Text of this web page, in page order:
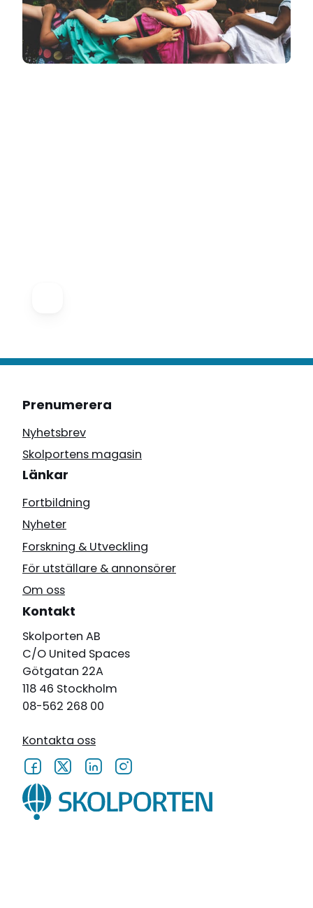
Prenumerera
Nyhetsbrev
Skolportens magasin
Länkar
Fortbildning
Nyheter
Forskning & Utveckling
För utställare & annonsörer
Om oss
Kontakt
Skolporten AB
C/O United Spaces
Götgatan 22A
118 46 Stockholm
08-562 268 00
Kontakta oss